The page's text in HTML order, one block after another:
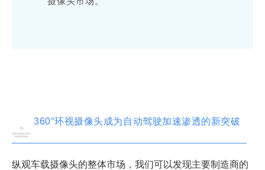
360°环视摄像头成为自动驾驶加速渗透的新突破
纵观车载摄像头的整体市场，我们可以发现主要制造商的